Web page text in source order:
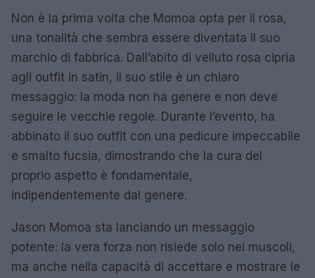
Non è la prima volta che Momoa opta per il rosa,
una tonalità che sembra essere diventata il suo
marchio di fabbrica. Dall’abito di velluto rosa cipria
agli outfit in satin, il suo stile è un chiaro
messaggio: la moda non ha genere e non deve
seguire le vecchie regole. Durante l’evento, ha
abbinato il suo outfit con una pedicure impeccabile
e smalto fucsia, dimostrando che la cura del
proprio aspetto è fondamentale,
indipendentemente dal genere.
Jason Momoa sta lanciando un messaggio
potente: la vera forza non risiede solo nei muscoli,
ma anche nella capacità di accettare e mostrare le